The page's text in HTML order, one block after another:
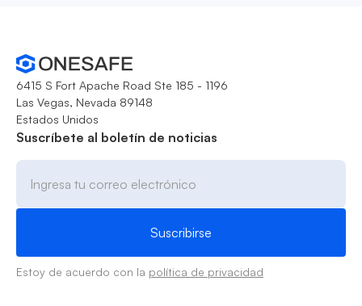
6415 S Fort Apache Road Ste 185 - 1196
Las Vegas, Nevada 89148
Estados Unidos
Suscríbete al boletín de noticias
Estoy de acuerdo con la política de privacidad